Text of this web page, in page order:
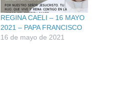
REGINA CAELI – 16 MAYO
2021 – PAPA FRANCISCO
16 de mayo de 2021